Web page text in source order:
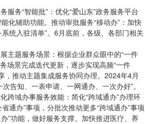
务“智能批”：优化“爱山东”政务服务平台
化辅助功能。推动审批服务“移动办”：加快
统入驻清单”。6月底前，各级、各部门相关
主题服务场景：根据企业群众眼中的“一件
场景完成迭代更新，逐步实现高频“一件
，推动主题集成服务协同办理。2024年4月
告知、一表申请、一网通办、一次办好”。
跨域办事服务效能：简化“跨域通办”办理环
通办”事项，分批次推动更多“跨域通办”事项
”功能，做好服务支撑。加快推进医疗、养